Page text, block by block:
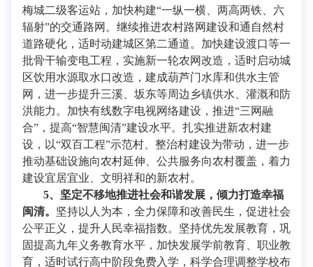
梅城二级客运站，加快构建“一纵一横、两高两铁、六
辐射”的交通路网。继续推进农村路网建设和通自然村
道路硬化，适时动建城区第二通道。加快建设渡口等一
批骨干输变电工程，实施新一轮农网改造，适时启动城
区饮用水源取水口改造，建成葫芦门水库和供水主管
网，进一步提升三溪、坂东等周边乡镇供水、灌溉和防
洪能力。加快有线数字电视网络建设，推进“三网融
合”，提高“智慧闽清”建设水平。扎实推进新农村建
设，以“双百工程”示范村、整治村建设为带动，进一步
推动基础设施向农村延伸、公共服务向农村覆盖，着力
建设宜居宜业、文明祥和的新农村。
5、坚定不移地推进社会和谐发展，倾力打造幸福
闽清。 坚持以人为本，全力保障和改善民生，促进社会
公平正义，提升人民幸福指数。坚持优先发展教育，巩
固提高九年义务教育水平，加快发展学前教育、职业教
育，适时试行高中阶段免费入学，科学合理调整学校布